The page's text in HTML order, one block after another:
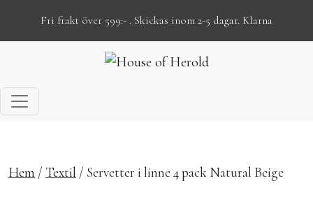
Fri frakt över 599:- . Skickas inom 2-5 dagar. Klarna
Hem / Textil / Servetter i linne 4 pack Natural Beige